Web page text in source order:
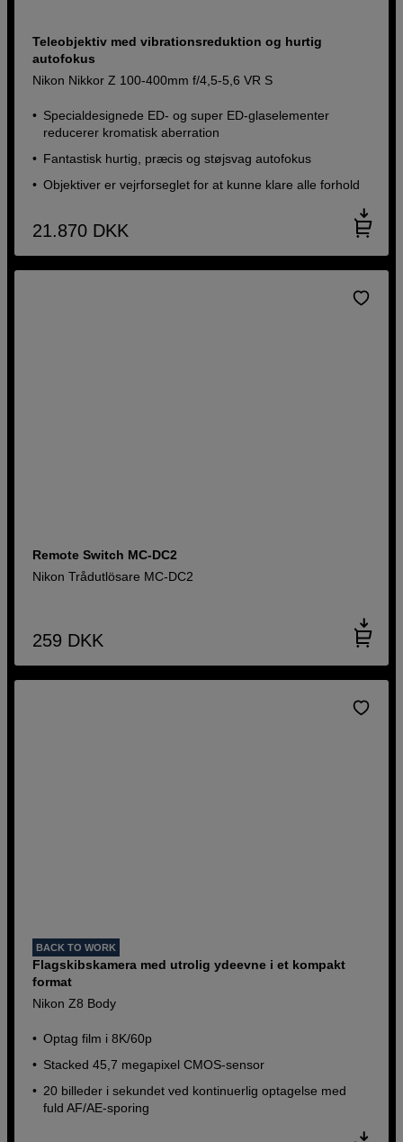
Teleobjektiv med vibrationsreduktion og hurtig
autofokus
Nikon Nikkor Z 100-400mm f/4,5-5,6 VR S
Specialdesignede ED- og super ED-glaselementer
reducerer kromatisk aberration
Fantastisk hurtig, præcis og støjsvag autofokus
Objektiver er vejrforseglet for at kunne klare alle forhold
21.870 DKK
Remote Switch MC-DC2
Nikon Trådutlösare MC-DC2
259 DKK
BACK TO WORK
Flagskibskamera med utrolig ydeevne i et kompakt
format
Nikon Z8 Body
Optag film i 8K/60p
Stacked 45,7 megapixel CMOS-sensor
20 billeder i sekundet ved kontinuerlig optagelse med
fuld AF/AE-sporing